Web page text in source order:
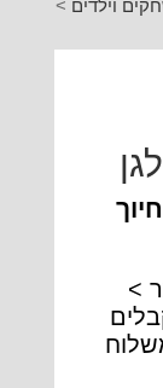
וילדים >
>